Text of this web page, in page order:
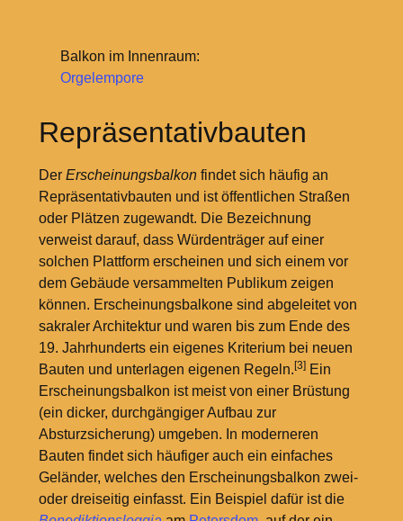
Balkon im Innenraum:
Orgelempore
Repräsentativbauten
Der Erscheinungsbalkonfindet sich häufig an
Repräsentativbauten und ist öffentlichen Straßen
oder Plätzen zugewandt. Die Bezeichnung
verweist darauf, dass Würdenträger auf einer
solchen Plattform erscheinen und sich einem vor
dem Gebäude versammelten Publikum zeigen
können. Erscheinungsbalkone sind abgeleitet von
sakraler Architektur und waren bis zum Ende des
19. Jahrhunderts ein eigenes Kriterium bei neuen
Bauten und unterlagen eigenen Regeln. [3]Ein
Erscheinungsbalkon ist meist von einer Brüstung
(ein dicker, durchgängiger Aufbau zur
Absturzsicherung) umgeben. In moderneren
Bauten findet sich häufiger auch ein einfaches
Geländer, welches den Erscheinungsbalkon zwei-
oder dreiseitig einfasst. Ein Beispiel dafür ist die